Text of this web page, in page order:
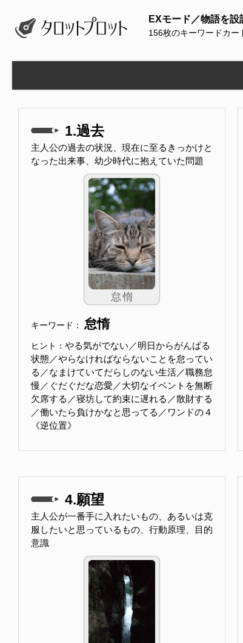
EXモード／物語を設
156枚のキーワードカー
1.過去
主人公の過去の状況、現在に至るきっかけと
なった出来事、幼少時代に抱えていた問題
キーワード： 怠惰
ヒント： やる気がでない／明日からがんばる
状態／やらなければならないことを怠ってい
る／なまけていてだらしのない生活／職務怠
慢／ぐだぐだな恋愛／大切なイベントを無断
欠席する／寝坊して約束に遅れる／散財する
／働いたら負けかなと思ってる／ワンドの４
《逆位置》
4.願望
主人公が一番手に入れたいもの、あるいは克
服したいと思っているもの、行動原理、目的
意識